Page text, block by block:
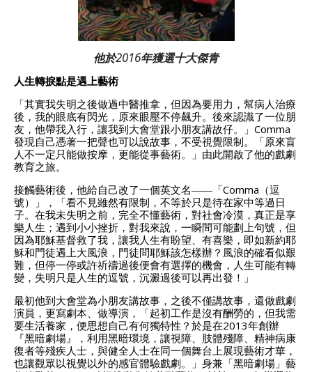
他於2016年獲選十大傑青
人生轉捩點是遇上藝術
「其實我失明之後做過中醫推拿，但因為要用力，幫病人治療
後，我的眼底有閃光，原來眼壓不停飆升。後來認識了一位朋
友，他帶我入行，讓我到大會堂跟小朋友講故仔。」Comma
發現自己憑著一把聲也可以說故事，不受視覺限制。「原來盲
人不一定只能做按摩，更能從事藝術。」由此開啟了他的戲劇
教育之旅。
接觸藝術後，他給自己改了一個英文名――「Comma（逗
號）」，「看不見雖然有限制，不等於只是待在家中等過日
子。在我未失明之前，完全不懂藝術，對社會冷漠，真正是享
樂人生；遇到小小挫折，對我來說，一瞬間可能劃上句號，但
因為耶穌基督救了我，讓我人生有盼望、有喜樂，即如新約耶
穌和門徒遇上大風浪，門徒問耶穌該怎樣辦？風浪的確看似艱
難，但停一停或許祈禱過後便會有選擇的機會，人生可能有轉
變，失明只是人生的逗號，沉澱過後可以再出發！」
最初他到大會堂為小朋友講故事，之後不僅講故事，還做戲劇
演員，更寫劇本、做導演，「起初工作是沒有酬勞的，但我需
要生活養家，便思想自己有何獨特性？於是在2013年創辦
『黑暗劇場』，利用黑暗環境，讓視障、肢體殘障、精神病康
復者等殘疾人士，與健全人士在同一個舞台上展現藝術才華，
也讓觀眾以視覺以外的感官體驗戲劇。」身兼「黑暗劇場」藝